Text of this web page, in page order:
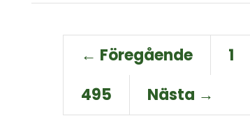
← Föregående 1
495
Nästa →